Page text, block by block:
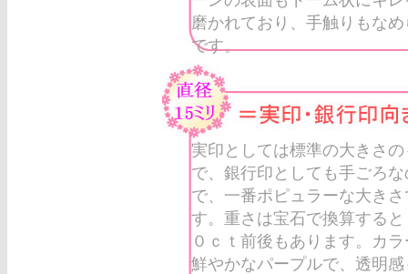
磨かれており、手触りもな
です。
実印としては標準の大きさの
で、銀行印としても手ごろな
で、一番ポピュラーな大きさ
す。重さは宝石で換算すると
０ｃｔ前後もあります。カ
鮮やかなパープルで、透明感